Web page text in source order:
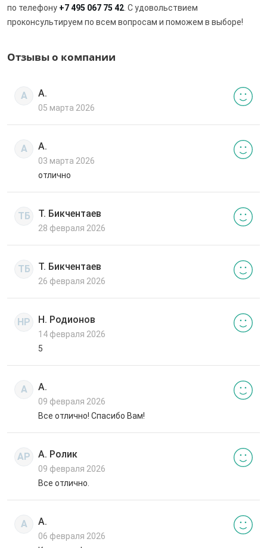
по телефону +7 495 067 75 42 . С удовольствием
проконсультируем по всем вопросам и поможем в выборе!
Отзывы о компании
А А.
05 марта 2026
А А.
03 марта 2026
отлично
ТБ Т. Бикчентаев
28 февраля 2026
ТБ Т. Бикчентаев
26 февраля 2026
НР Н. Родионов
14 февраля 2026
5
А А.
09 февраля 2026
Все отлично! Спасибо Вам!
АР А. Ролик
09 февраля 2026
Все отлично.
А А.
06 февраля 2026